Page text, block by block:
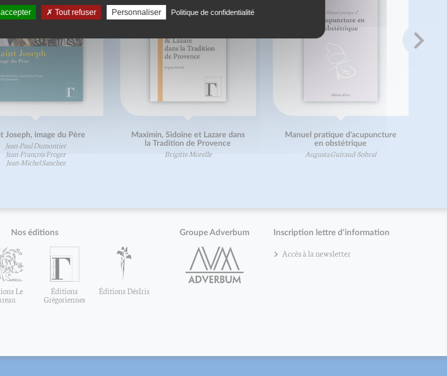
Joseph, image du Père
Jean-Paul Dumontier
Jean-François Froger
Jean-Michel Sanchez
Maximin, Sidoine et Lazare dans
la Tradition de Provence
Brigitte Morelle
Manuel pratique d'acupuncture
en obstétrique
Augusta Guiraud-Sobral
Nos éditions
Le Éditions
Grégoriennes
Éditions DésIris
Groupe Adverbum Inscription lettre d'information
Accès à la newsletter
Tout refuser Personnaliser Politique de confidentialité